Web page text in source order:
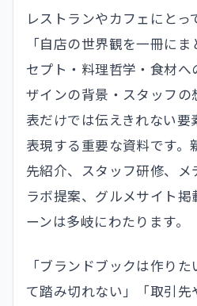
レストランやカフェにと
「自店の世界観を一冊に
セプト・料理哲学・食材
ザインの背景・スタッフの
表だけでは伝えきれない要
表現する重要な資料です。
先紹介、スタッフ研修、メ
ラボ提案、グルメサイト掲
ーンは多岐にわたります。
「ブランドブックは作り
て踏み切れない」「取引